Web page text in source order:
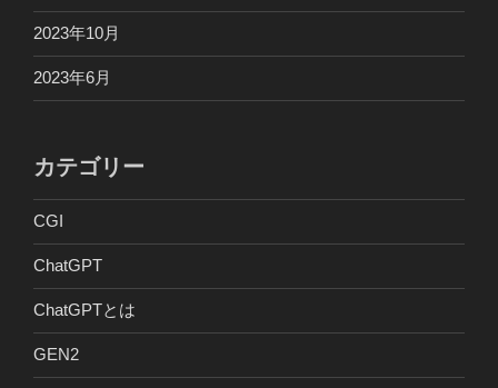
2023年10月
2023年6月
カテゴリー
CGI
ChatGPT
ChatGPTとは
GEN2